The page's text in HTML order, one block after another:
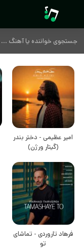
امیر عظیمی - دختر بندر
(گیتار ورژن)
فرهاد تاروردی - تماشای
تو